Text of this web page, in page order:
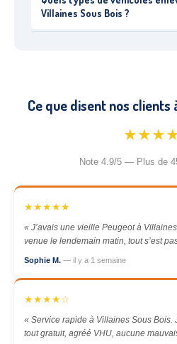
Villaines Sous Bois ?
Ce que disent nos clients
Note 4.9/5 — Plus de
★★★★★
« J’avais une vieille Peugeot à
venue le lendemain matin, tout s’est
Sophie M. — il y a 1 semaine
★★★★☆
« Service rapide à Villaines Sous Bois.
tout gratuit, agréé VHU, aucune